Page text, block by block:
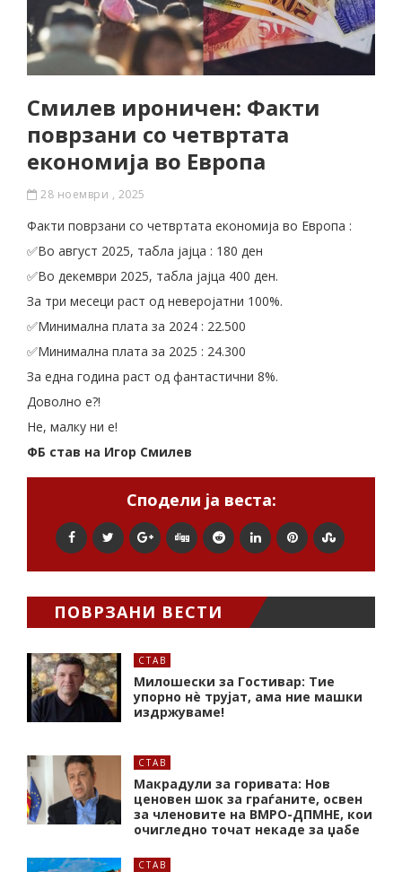
Смилев ироничен: Факти
поврзани со четвртата
економија во Европа
28 ноември , 2025
Факти поврзани со четвртата економија во Европа :
✅️Во август 2025, табла јајца : 180 ден
✅️Во декември 2025, табла јајца 400 ден.
За три месеци раст од неверојатни 100%.
✅️Минимална плата за 2024 : 22.500
✅️Минимална плата за 2025 : 24.300
За една година раст од фантастични 8%.
Доволно e?!
Не, малку ни е!
ФБ став на Игор Смилев
Сподели ја веста:
ПОВРЗАНИ ВЕСТИ
СТАВ
Милошески за Гостивар: Тие
упорно нѐ трујат, ама ние машки
издржуваме!
СТАВ
Макрадули за горивата: Нов
ценовен шок за граѓаните, освен
за членовите на ВМРО-ДПМНЕ, кои
очигледно точат некаде за џабе
СТАВ